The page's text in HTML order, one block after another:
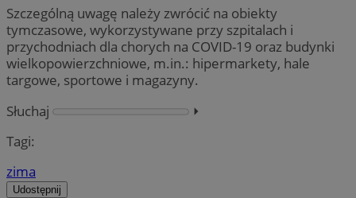
Szczególną uwagę należy zwrócić na obiekty
tymczasowe, wykorzystywane przy szpitalach i
przychodniach dla chorych na COVID-19 oraz budynki
wielkopowierzchniowe, m.in.: hipermarkety, hale
targowe, sportowe i magazyny.
Słuchaj
⏵︎
Tagi:
zima
Udostępnij